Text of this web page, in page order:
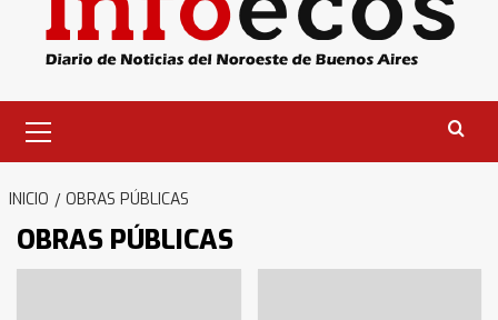
primario
INICIO OBRAS PÚBLICAS
OBRAS PÚBLICAS